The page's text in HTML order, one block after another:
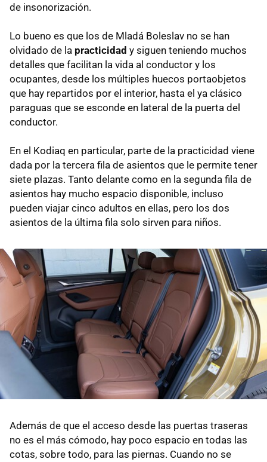
de insonorización.
Lo bueno es que los de Mladá Boleslav no se han
olvidado de la practicidad y siguen teniendo muchos
detalles que facilitan la vida al conductor y los
ocupantes, desde los múltiples huecos portaobjetos
que hay repartidos por el interior, hasta el ya clásico
paraguas que se esconde en lateral de la puerta del
conductor.
En el Kodiaq en particular, parte de la practicidad viene
dada por la tercera fila de asientos que le permite tener
siete plazas. Tanto delante como en la segunda fila de
asientos hay mucho espacio disponible, incluso
pueden viajar cinco adultos en ellas, pero los dos
asientos de la última fila solo sirven para niños.
Además de que el acceso desde las puertas traseras
no es el más cómodo, hay poco espacio en todas las
cotas, sobre todo, para las piernas. Cuando no se